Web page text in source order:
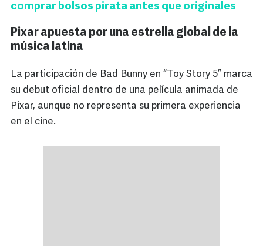
comprar bolsos pirata antes que originales
Pixar apuesta por una estrella global de la
música latina
La participación de Bad Bunny en “Toy Story 5” marca
su debut oficial dentro de una película animada de
Pixar, aunque no representa su primera experiencia
en el cine.